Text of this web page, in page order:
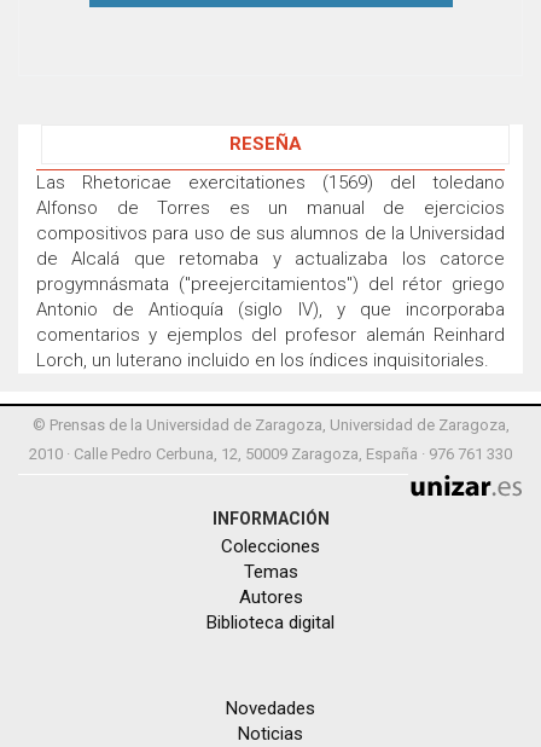
RESEÑA
Las Rhetoricae exercitationes (1569) del toledano
Alfonso de Torres es un manual de ejercicios
compositivos para uso de sus alumnos de la Universidad
de Alcalá que retomaba y actualizaba los catorce
progymnásmata ("preejercitamientos") del rétor griego
Antonio de Antioquía (siglo IV), y que incorporaba
comentarios y ejemplos del profesor alemán Reinhard
Lorch, un luterano incluido en los índices inquisitoriales.
© Prensas de la Universidad de Zaragoza, Universidad de Zaragoza,
2010 · Calle Pedro Cerbuna, 12, 50009 Zaragoza, España · 976 761 330
INFORMACIÓN
Colecciones
Temas
Autores
Biblioteca digital
Novedades
Noticias